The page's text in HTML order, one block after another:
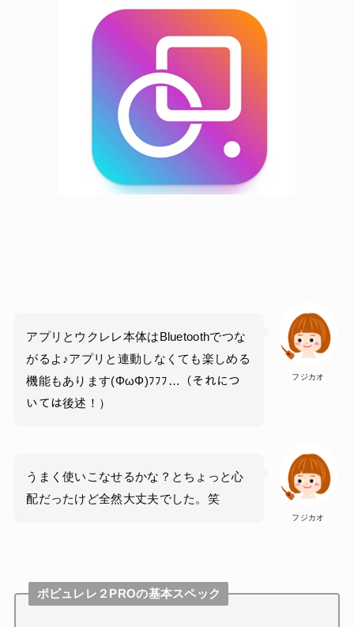
フジカオ
アプリとウクレレ本体はBluetoothでつな
がるよ♪アプリと連動しなくても楽しめる
機能もあります(ΦωΦ)ﾌﾌﾌ…（それにつ
いては後述！）
フジカオ
うまく使いこなせるかな？とちょっと心
配だったけど全然大丈夫でした。笑
ポピュレレ２PROの基本スペック